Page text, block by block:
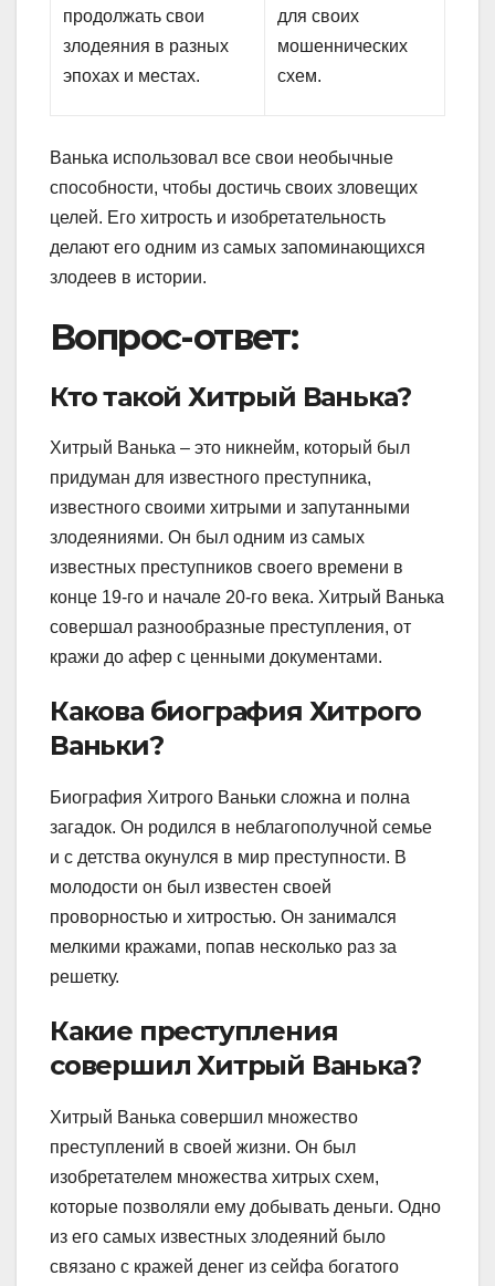
продолжать свои
злодеяния в разных
эпохах и местах.
для своих
мошеннических
схем.
Ванька использовал все свои необычные
способности, чтобы достичь своих зловещих
целей. Его хитрость и изобретательность
делают его одним из самых запоминающихся
злодеев в истории.
Вопрос-ответ:
Кто такой Хитрый Ванька?
Хитрый Ванька – это никнейм, который был
придуман для известного преступника,
известного своими хитрыми и запутанными
злодеяниями. Он был одним из самых
известных преступников своего времени в
конце 19-го и начале 20-го века. Хитрый Ванька
совершал разнообразные преступления, от
кражи до афер с ценными документами.
Какова биография Хитрого
Ваньки?
Биография Хитрого Ваньки сложна и полна
загадок. Он родился в неблагополучной семье
и с детства окунулся в мир преступности. В
молодости он был известен своей
проворностью и хитростью. Он занимался
мелкими кражами, попав несколько раз за
решетку.
Какие преступления
совершил Хитрый Ванька?
Хитрый Ванька совершил множество
преступлений в своей жизни. Он был
изобретателем множества хитрых схем,
которые позволяли ему добывать деньги. Одно
из его самых известных злодеяний было
связано с кражей денег из сейфа богатого